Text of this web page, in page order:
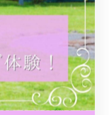
カフェごとに異
はっきりわかっ
深さを知った」
違いを実感する